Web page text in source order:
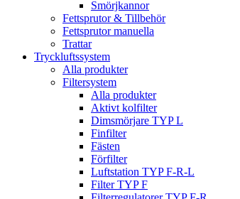
Smörjkannor
Fettsprutor & Tillbehör
Fettsprutor manuella
Trattar
Tryckluftssystem
Alla produkter
Filtersystem
Alla produkter
Aktivt kolfilter
Dimsmörjare TYP L
Finfilter
Fästen
Förfilter
Luftstation TYP F-R-L
Filter TYP F